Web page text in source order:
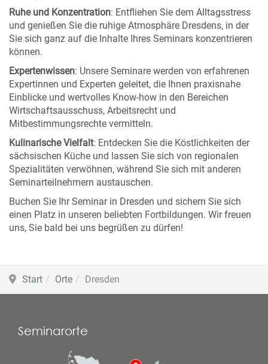
Ruhe und Konzentration: Entfliehen Sie dem Alltagsstress
und genießen Sie die ruhige Atmosphäre Dresdens, in der
Sie sich ganz auf die Inhalte Ihres Seminars konzentrieren
können.
Expertenwissen: Unsere Seminare werden von erfahrenen
Expertinnen und Experten geleitet, die Ihnen praxisnahe
Einblicke und wertvolles Know-how in den Bereichen
Wirtschaftsausschuss, Arbeitsrecht und
Mitbestimmungsrechte vermitteln.
Kulinarische Vielfalt: Entdecken Sie die Köstlichkeiten der
sächsischen Küche und lassen Sie sich von regionalen
Spezialitäten verwöhnen, während Sie sich mit anderen
Seminarteilnehmern austauschen.
Buchen Sie Ihr Seminar in Dresden und sichern Sie sich
einen Platz in unseren beliebten Fortbildungen. Wir freuen
uns, Sie bald bei uns begrüßen zu dürfen!
Start Orte Dresden
Seminarorte